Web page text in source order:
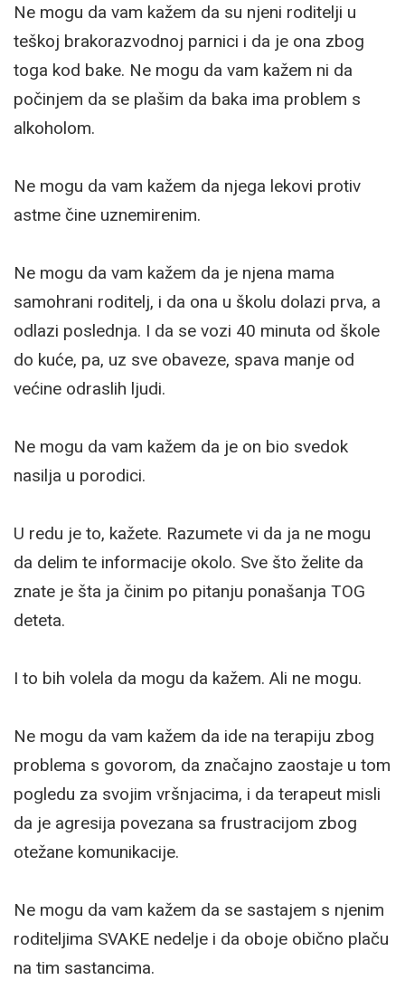
Ne mogu da vam kažem da su njeni roditelji u
teškoj brakorazvodnoj parnici i da je ona zbog
toga kod bake. Ne mogu da vam kažem ni da
počinjem da se plašim da baka ima problem s
alkoholom.
Ne mogu da vam kažem da njega lekovi protiv
astme čine uznemirenim.
Ne mogu da vam kažem da je njena mama
samohrani roditelj, i da ona u školu dolazi prva, a
odlazi poslednja. I da se vozi 40 minuta od škole
do kuće, pa, uz sve obaveze, spava manje od
većine odraslih ljudi.
Ne mogu da vam kažem da je on bio svedok
nasilja u porodici.
U redu je to, kažete. Razumete vi da ja ne mogu
da delim te informacije okolo. Sve što želite da
znate je šta ja činim po pitanju ponašanja TOG
deteta.
I to bih volela da mogu da kažem. Ali ne mogu.
Ne mogu da vam kažem da ide na terapiju zbog
problema s govorom, da značajno zaostaje u tom
pogledu za svojim vršnjacima, i da terapeut misli
da je agresija povezana sa frustracijom zbog
otežane komunikacije.
Ne mogu da vam kažem da se sastajem s njenim
roditeljima SVAKE nedelje i da oboje obično plaču
na tim sastancima.